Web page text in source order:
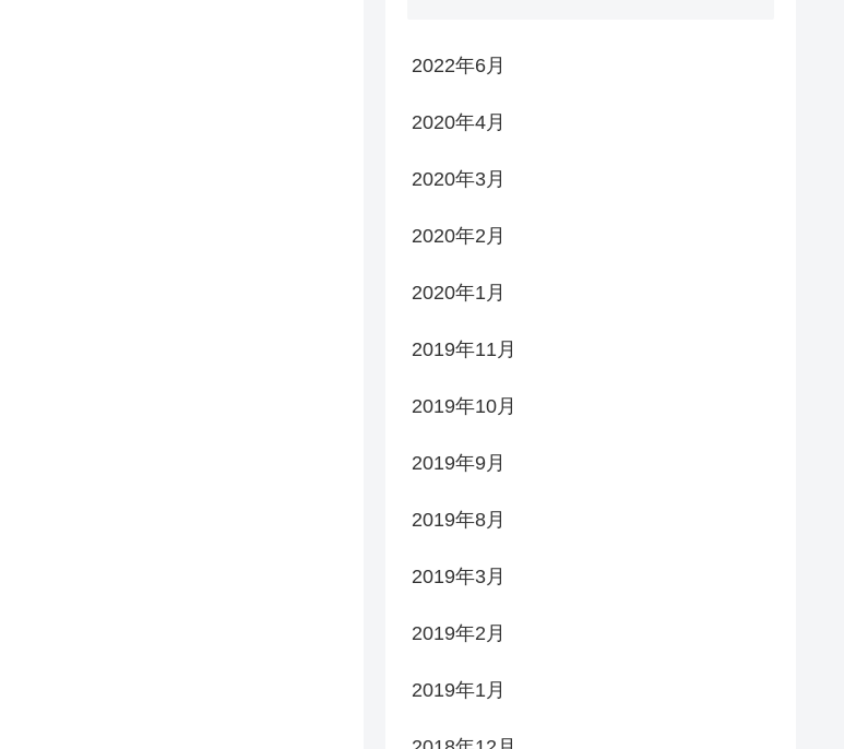
2022年6月
2020年4月
2020年3月
2020年2月
2020年1月
2019年11月
2019年10月
2019年9月
2019年8月
2019年3月
2019年2月
2019年1月